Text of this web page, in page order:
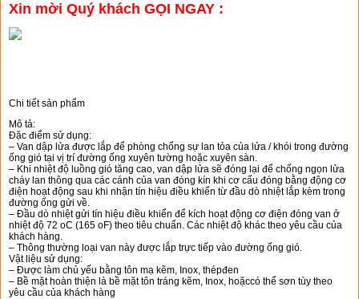
Xin mời Quý khách GỌI NGAY :
Chi tiết sản phẩm
Mô tả:
Đặc điểm sử dụng:
– Van dập lửa được lắp để phòng chống sự lan tỏa của lửa / khói trong đường
ống gió tại vị trí đường ống xuyên tường hoặc xuyên sàn.
– Khi nhiệt độ luồng gió tăng cao, van dập lửa sẽ đóng lại để chống ngọn lửa
cháy lan thông qua các cánh của van đóng kín khi cơ cấu đóng bằng động cơ
điện hoạt động sau khi nhận tín hiệu điều khiển từ đầu dò nhiệt lắp kèm trong
đường ống gửi về.
– Đầu dò nhiệt gửi tín hiệu điều khiển để kích hoạt động cơ điện đóng van ở
nhiệt độ 72 oC (165 oF) theo tiêu chuẩn. Các nhiệt độ khác theo yêu cầu của
khách hàng.
– Thông thường loại van này được lắp trực tiếp vào đường ống gió.
Vật liệu sử dụng:
– Được làm chủ yếu bằng tôn mạ kẽm, Inox, thépđen
– Bề mặt hoàn thiện là bề mặt tôn tráng kẽm, Inox, hoặccó thể sơn tùy theo
yêu cầu của khách hàng